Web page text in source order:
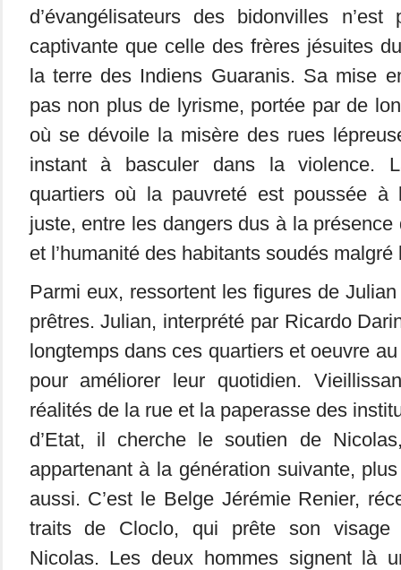
d’évangélisateurs des bidonvilles
captivante que celle des frères jésuites
la terre des Indiens Guaranis. Sa mise
pas non plus de lyrisme, portée par de
où se dévoile la misère des rues
instant à basculer dans la violence.
quartiers où la pauvreté est poussée à
juste, entre les dangers dus à la présence
et l’humanité des habitants soudés malgré
Parmi eux, ressortent les figures de
prêtres. Julian, interprété par Ricardo
longtemps dans ces quartiers et oeuvre
pour améliorer leur quotidien.
réalités de la rue et la paperasse des
d’Etat, il cherche le soutien de
appartenant à la génération suivante,
aussi. C’est le Belge Jérémie Renier,
traits de Cloclo, qui prête son visage
Nicolas. Les deux hommes signent là